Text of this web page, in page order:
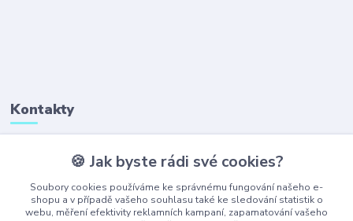
Kontakty
+420 777 323 641
(Po-Pá, 8-16 hod.)
obchod@ajaxshop.cz
🍪 Jak byste rádi své cookies?
Soubory cookies používáme ke správnému fungování našeho e-
shopu a v případě vašeho souhlasu také ke sledování statistik o
webu, měření efektivity reklamních kampaní, zapamatování vašeho